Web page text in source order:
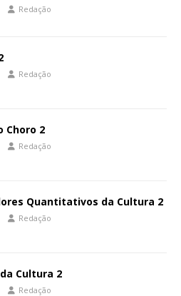
Redação
Redação
Choro 2
Redação
Quantitativos da Cultura 2
Redação
Cultura 2
Redação